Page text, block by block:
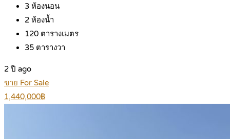
3 ห้องนอน
2 ห้องน้ำ
120 ตารางเมตร
35 ตารางวา
2 ปี ago
ขาย For Sale
1,440,000฿